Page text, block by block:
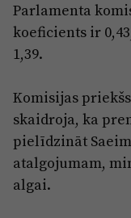
Parlamenta
koeficients ir
1,39.
Komisijas
skaidroja, ka
pielīdzināt
atalgojumam,
algai.